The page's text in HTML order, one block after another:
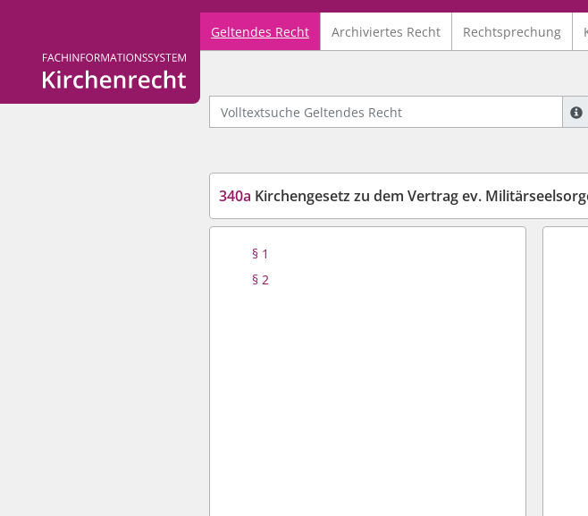
Logo Fachinformationssystem Kirchenrecht
Geltendes Recht Archiviertes Recht Rechtsprechung
Volltextsuche Geltendes Recht
340a Kirchengesetz zu dem Vertrag ev. Militärseelsorge
§ 1
§ 2